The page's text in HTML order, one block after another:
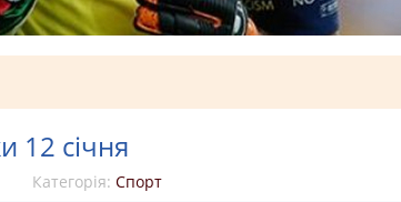
12 січня
Категорія: Спорт